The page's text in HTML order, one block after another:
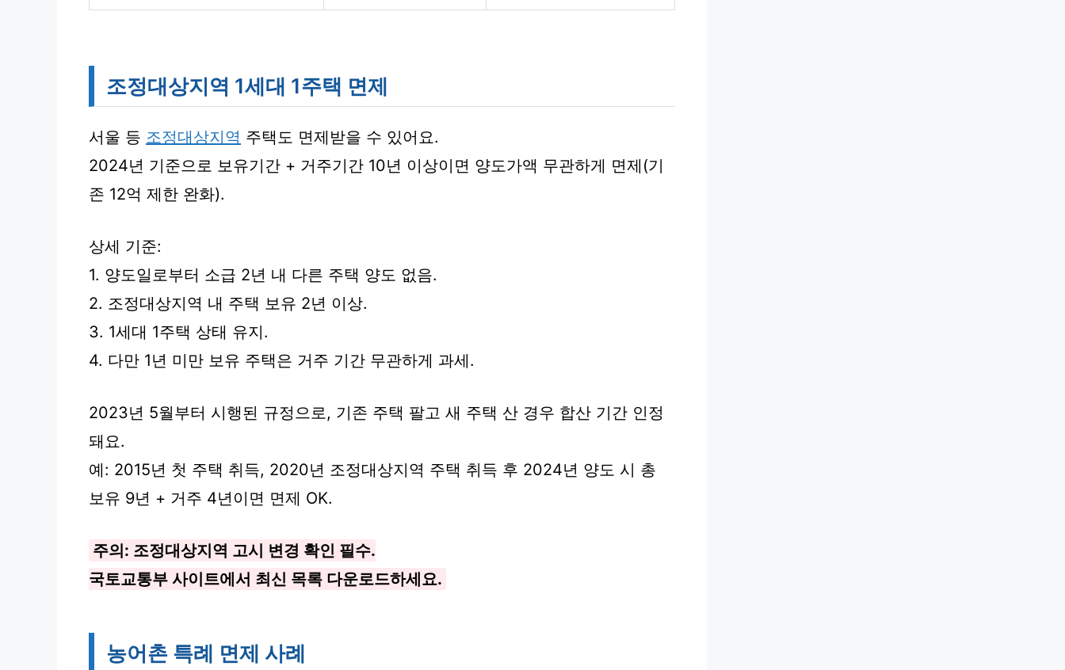
조정대상지역 1세대 1주택 면제
서울 등 조정대상지역 주택도 면제받을 수 있어요.
2024년 기준으로 보유기간 + 거주기간 10년 이상이면 양도가액 무관하게 면제(기
존 12억 제한 완화).
상세 기준:
1. 양도일로부터 소급 2년 내 다른 주택 양도 없음.
2. 조정대상지역 내 주택 보유 2년 이상.
3. 1세대 1주택 상태 유지.
4. 다만 1년 미만 보유 주택은 거주 기간 무관하게 과세.
2023년 5월부터 시행된 규정으로, 기존 주택 팔고 새 주택 산 경우 합산 기간 인정
돼요.
예: 2015년 첫 주택 취득, 2020년 조정대상지역 주택 취득 후 2024년 양도 시 총
보유 9년 + 거주 4년이면 면제 OK.
주의: 조정대상지역 고시 변경 확인 필수.
국토교통부 사이트에서 최신 목록 다운로드하세요.
농어촌 특례 면제 사례